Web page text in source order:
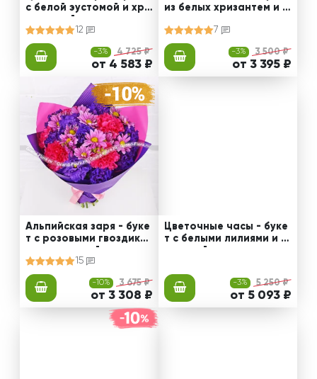
с белой эустомой и хри
12
-3% 4 725 ₽
от 4 583 ₽
из белых хризантем и э
7
-3% 3 500 ₽
от 3 395 ₽
Альпийская заря - буке
т с розовыми гвоздика
15
-10% 3 675 ₽
от 3 308 ₽
Цветочные часы - буке
т с белыми лилиями и э
-3% 5 250 ₽
от 5 093 ₽